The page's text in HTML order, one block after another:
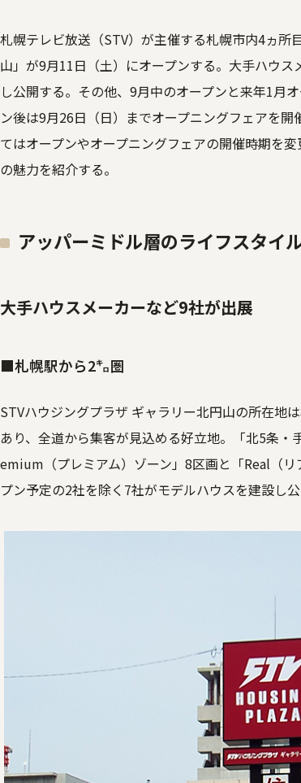
札幌テレビ放送（STV）が主催する札幌市内4ヵ
山」が9月11日（土）にオープンする。大手ハウ
し公開する。その他、9月中のオープンと来年1月
ン後は9月26日（日）までオープニングフェアを
てはオープンやオープニングフェアの開催時期を
の魅力を紹介する。
アッパーミドル層のライフスタイ
大手ハウスメーカーなど9社が出展
■札幌駅から2㌔圏
STVハウジングプラザ ギャラリー北円山の所在地
あり、全道から集客が見込める好立地。「北5条
emium（プレミアム）ゾーン」8区画と「Real（
プン予定の2社を除く7社がモデルハウスを建設し公